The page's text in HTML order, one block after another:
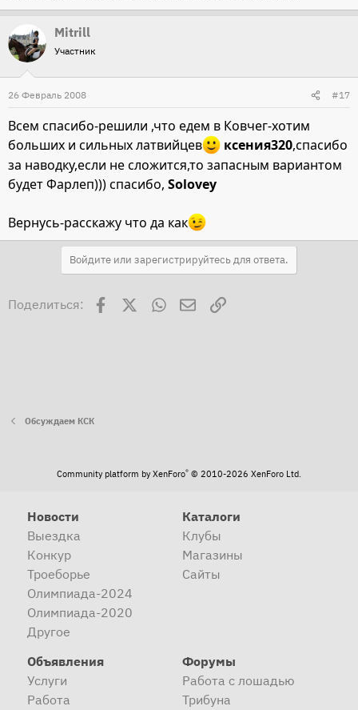
Mitrill
Участник
26 Февраль 2008 #17
Всем спасибо-решили ,что едем в Ковчег-хотим
больших и сильных латвийцев
ксения320,спасибо
за наводку,если не сложится,то запасным вариантом
будет Фарлеп))) спасибо, Solovey
Вернусь-расскажу что да как
Войдите или зарегистрируйтесь для ответа.
Поделиться: Facebook WhatsAppЭлектронная почта
Ссылка
Обсуждаем КСК
Community platform by XenForo® © 2010-2026 XenForo Ltd.
Новости
Выездка
Конкур
Троеборье
Олимпиада-2024
Олимпиада-2020
Другое
Каталоги
Клубы
Магазины
Сайты
Объявления
Услуги
Работа
Форумы
Работа с лошадью
Трибуна